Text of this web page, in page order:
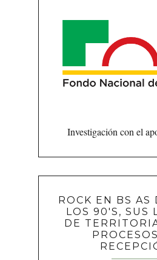
Investigación con el
ROCK EN BS AS
LOS 90'S, SUS
DE